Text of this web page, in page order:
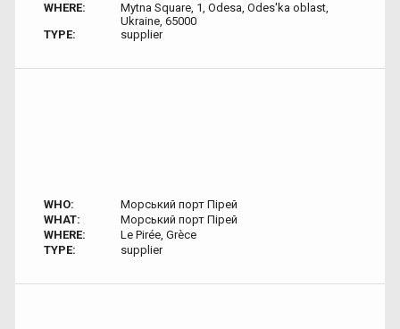
WHERE:
Mytna Square, 1, Odesa, Odes'ka oblast,
Ukraine, 65000
TYPE:
supplier
WHO:
Морський порт Пірей
WHAT:
Морський порт Пірей
WHERE:
Le Pirée, Grèce
TYPE:
supplier